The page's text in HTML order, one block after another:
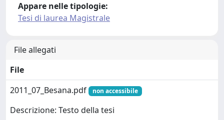
Appare nelle tipologie:
Tesi di laurea Magistrale
File allegati
File
2011_07_Besana.pdf
non accessibile
Descrizione: Testo della tesi